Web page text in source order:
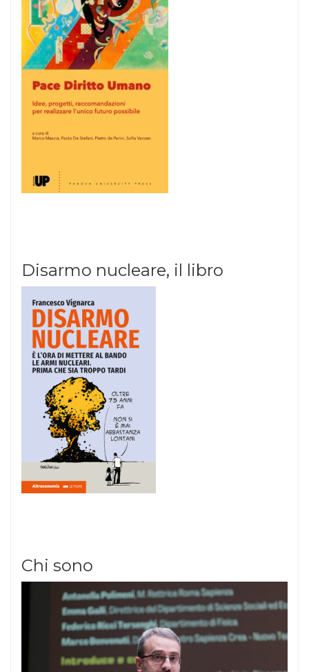
Disarmo nucleare, il libro
Chi sono